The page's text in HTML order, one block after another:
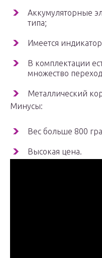
Аккумуляторные
типа;
Имеется
В комплектации
множество
Металлический
Минусы:
Вес больше 800
Высокая цена.